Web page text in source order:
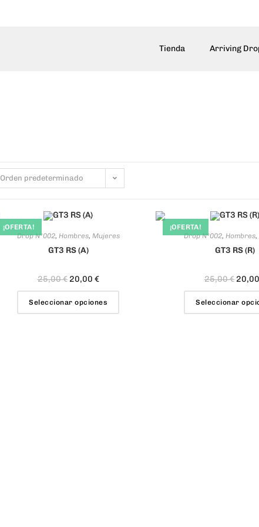
Tienda Arriving
Orden predeterminado
¡OFERTA!
Drop Nº002, Hombres, Mujeres
GT3 RS (A)
25,00€ 20,00 €
Seleccionar opciones
¡OFERTA!
Drop Nº002, Hombres,
GT3 RS (R)
25,00€ 20,00
Seleccionar